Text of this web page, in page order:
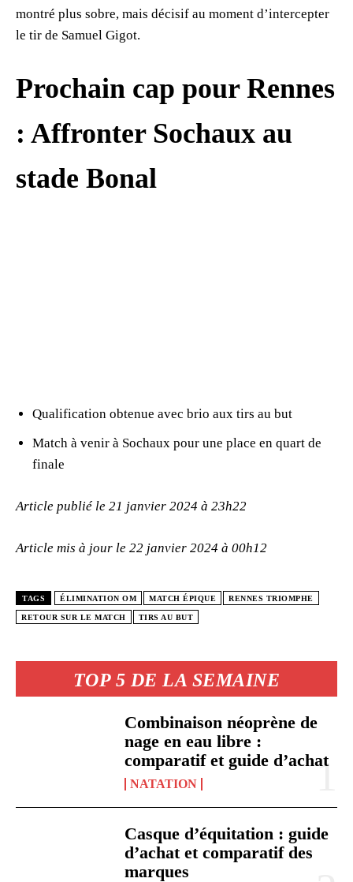
TOP 5 DE LA SEMAINE
Combinaison néoprène de
nage en eau libre :
comparatif et guide d’achat
NATATION
Casque d’équitation : guide
d’achat et comparatif des
marques
montré plus sobre, mais décisif au moment d’intercepter
le tir de Samuel Gigot.
Prochain cap pour Rennes
: Affronter Sochaux au
stade Bonal
Qualification obtenue avec brio aux tirs au but
Match à venir à Sochaux pour une place en quart de
finale
Article publié le 21 janvier 2024 à 23h22
Article mis à jour le 22 janvier 2024 à 00h12
TAGS ÉLIMINATION OM MATCH ÉPIQUE RENNES TRIOMPHE
RETOUR SUR LE MATCH TIRS AU BUT